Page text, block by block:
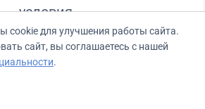
условия.
cookie для улучшения работы сайта.
сайт, вы соглашаетесь с нашей
.